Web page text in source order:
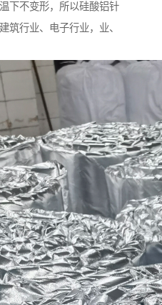
下不变形，所以硅酸铝针
筑行业、电子行业，业、